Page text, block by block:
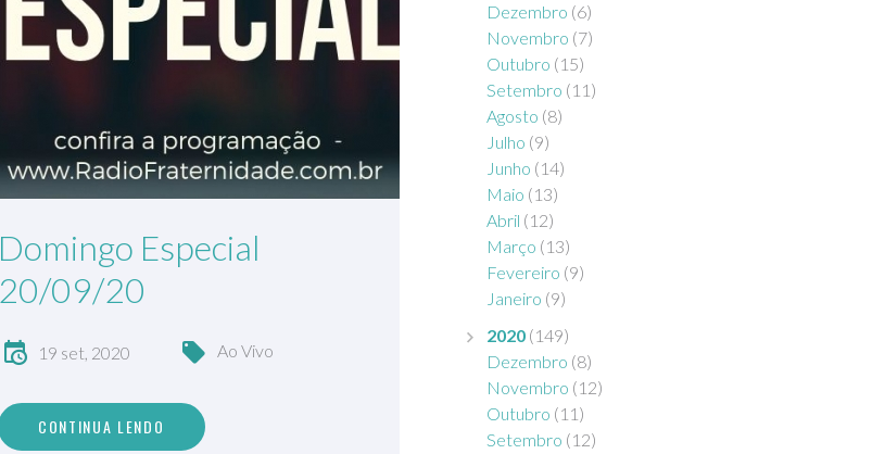
Domingo Especial
20/09/20
19 set, 2020 Ao Vivo
CONTINUA LENDO
Dezembro (6)
Novembro (7)
Outubro (15)
Setembro (11)
Agosto (8)
Julho (9)
Junho (14)
Maio (13)
Abril (12)
Março (13)
Fevereiro (9)
Janeiro (9)
2020 (149)
Dezembro (8)
Novembro (12)
Outubro (11)
Setembro (12)